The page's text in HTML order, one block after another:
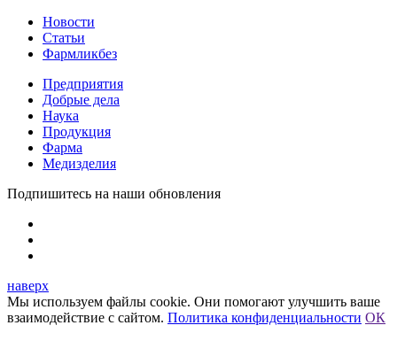
Новости
Статьи
Фармликбез
Предприятия
Добрые дела
Наука
Продукция
Фарма
Медизделия
Подпишитесь на наши обновления
наверх
Мы используем файлы cookie. Они помогают улучшить ваше
взаимодействие с сайтом. Политика конфиденциальности ОК